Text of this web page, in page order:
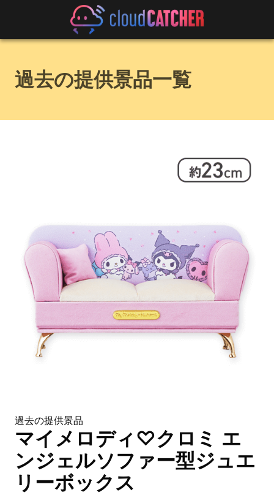
過去の提供景品一覧
過去の提供景品
マイメロディ♡クロミ エ
ンジェルソファー型ジュエ
リーボックス